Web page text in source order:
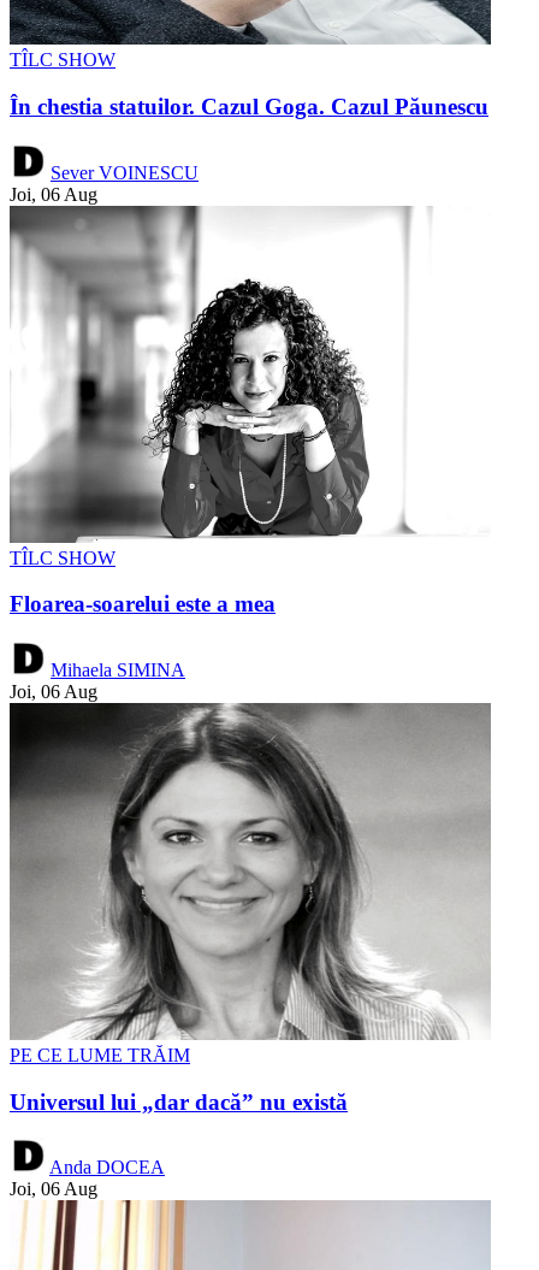
TÎLC SHOW
În chestia statuilor. Cazul Goga. Cazul Păunescu
Sever VOINESCU
Joi, 06 Aug
TÎLC SHOW
Floarea-soarelui este a mea
Mihaela SIMINA
Joi, 06 Aug
PE CE LUME TRĂIM
Universul lui „dar dacă” nu există
Anda DOCEA
Joi, 06 Aug